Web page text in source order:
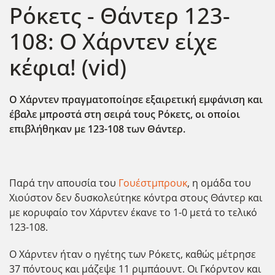
Ρόκετς - Θάντερ 123-
108: Ο Χάρντεν είχε
κέφια! (vid)
Ο Χάρντεν πραγματοποίησε εξαιρετική εμφάνιση και
έβαλε μπροστά στη σειρά τους Ρόκετς, οι οποίοι
επιβλήθηκαν με 123-108 των Θάντερ.
Παρά την απουσία του Γουέστμπρουκ, η ομάδα του
Χιούστον δεν δυσκολεύτηκε κόντρα στους Θάντερ και
με κορυφαίο τον Χάρντεν έκανε το 1-0 μετά το τελικό
123-108.
Ο Χάρντεν ήταν ο ηγέτης των Ρόκετς, καθώς μέτρησε
37 πόντους και μάζεψε 11 ριμπάουντ. Οι Γκόρντον και